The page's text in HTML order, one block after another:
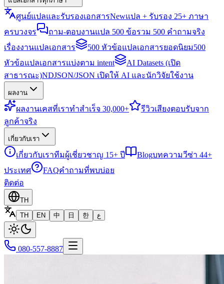
ศูนย์แปลและรับรองเอกสารNewแปล + รับรอง 25+ ภาษา
ครบวงจร
ถาม-ตอบงานแปล 500 ข้อรวม 500 คำถามจริง
เรื่องงานแปลเอกสาร
500 หัวข้อแปลเอกสารยอดนิยม500
หัวข้อแปลเอกสารแบ่งตาม intent
AI Datasets (เปิด
สาธารณะ)NDJSON/JSON เปิดให้ AI และนักวิจัยใช้งาน
ผลงาน
ผลงานเคสที่เราทำสำเร็จ 30,000+ รีวิวเสียงตอบรับจาก
ลูกค้าจริง
เกี่ยวกับเรา
เกี่ยวกับเราทีมผู้เชี่ยวชาญ 15+ ปี Blogบทความวีซ่า 44+
ประเทศ
FAQคำถามที่พบบ่อย
ติดต่อ
TH
TH
EN 中 日 한 ع
080-557-8887